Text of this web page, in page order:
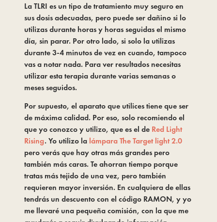
La TLRI es un tipo de tratamiento muy seguro en
sus dosis adecuadas, pero puede ser dañino si lo
utilizas durante horas y horas seguidas el mismo
día, sin parar. Por otro lado, si solo la utilizas
durante 3-4 minutos de vez en cuando, tampoco
vas a notar nada. Para ver resultados necesitas
utilizar esta terapia durante varias semanas o
meses seguidos.
Por supuesto, el aparato que utilices tiene que ser
de máxima calidad. Por eso, solo recomiendo el
que yo conozco y utilizo, que es el de Red Light
Rising. Yo utilizo la lámpara The Target light 2.0
pero verás que hay otras más grandes pero
también más caras. Te ahorran tiempo porque
tratas más tejido de una vez, pero también
requieren mayor inversión. En cualquiera de ellas
tendrás un descuento con el código RAMON, y yo
me llevaré una pequeña comisión, con la que me